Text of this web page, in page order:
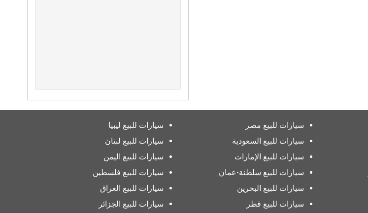
سيارات للبيع مصر
سيارات للبيع السعودية
سيارات للبيع الإمارات
سيارات للبيع سلطنة-عمان
سيارات للبيع البحرين
سيارات للبيع قطر
سيارات للبيع ليبيا
سيارات للبيع لبنان
سيارات للبيع اليمن
سيارات للبيع فلسطين
سيارات للبيع العراق
سيارات للبيع الجزائر